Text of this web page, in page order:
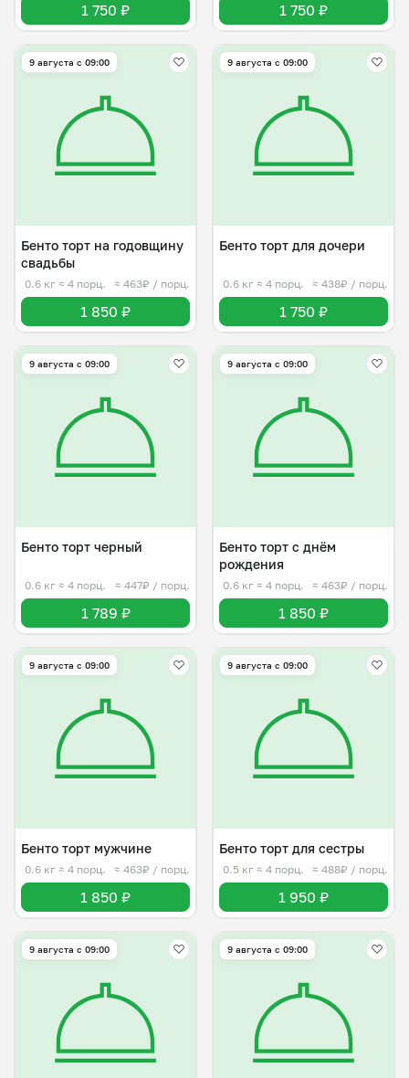
1 750 ₽ 1 750 ₽
9 августа с 09:00
Бенто торт на годовщину
свадьбы
0.6 кг ≈ 4 порц. ≈ 463₽ / порц.
1 850 ₽
9 августа с 09:00
Бенто торт для дочери
0.6 кг ≈ 4 порц. ≈ 438₽ / порц.
1 750 ₽
9 августа с 09:00
Бенто торт черный
0.6 кг ≈ 4 порц. ≈ 447₽ / порц.
1 789 ₽
9 августа с 09:00
Бенто торт с днём
рождения
0.6 кг ≈ 4 порц. ≈ 463₽ / порц.
1 850 ₽
9 августа с 09:00
Бенто торт мужчине
0.6 кг ≈ 4 порц. ≈ 463₽ / порц.
1 850 ₽
9 августа с 09:00
Бенто торт для сестры
0.5 кг ≈ 4 порц. ≈ 488₽ / порц.
1 950 ₽
9 августа с 09:00 9 августа с 09:00